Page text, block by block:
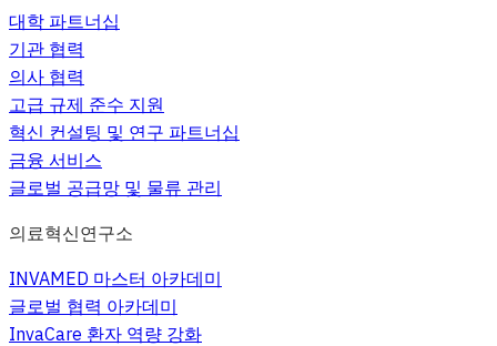
대학 파트너십
기관 협력
의사 협력
고급 규제 준수 지원
혁신 컨설팅 및 연구 파트너십
금융 서비스
글로벌 공급망 및 물류 관리
의료혁신연구소
INVAMED 마스터 아카데미
글로벌 협력 아카데미
InvaCare 환자 역량 강화